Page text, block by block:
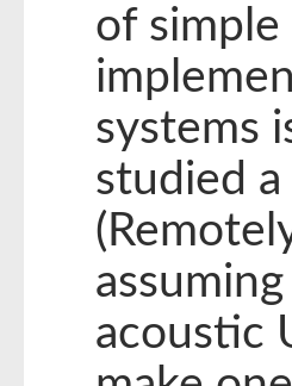
of
systems
studied
acoustic